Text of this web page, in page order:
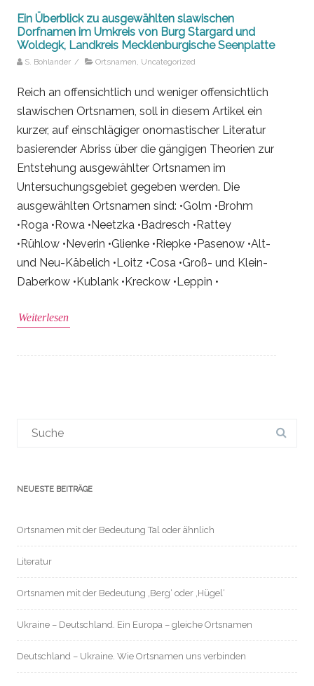
Ein Überblick zu ausgewählten slawischen
Dorfnamen im Umkreis von Burg Stargard und
Woldegk, Landkreis Mecklenburgische Seenplatte
S. Bohlander / Ortsnamen Uncategorized
Reich an offensichtlich und weniger offensichtlich
slawischen Ortsnamen, soll in diesem Artikel ein
kurzer, auf einschlägiger onomastischer Literatur
basierender Abriss über die gängigen Theorien zur
Entstehung ausgewählter Ortsnamen im
Untersuchungsgebiet gegeben werden. Die
ausgewählten Ortsnamen sind: •Golm •Brohm
•Roga •Rowa •Neetzka •Badresch •Rattey
•Rühlow •Neverin •Glienke •Riepke •Pasenow •Alt-
und Neu-Käbelich •Loitz •Cosa •Groß- und Klein-
Daberkow •Kublank •Kreckow •Leppin •
Weiterlesen
für:
NEUESTE BEITRÄGE
Ortsnamen mit der Bedeutung Tal oder ähnlich
Literatur
Ortsnamen mit der Bedeutung ‚Berg‘ oder ‚Hügel‘
Ukraine – Deutschland. Ein Europa – gleiche Ortsnamen
Deutschland – Ukraine. Wie Ortsnamen uns verbinden